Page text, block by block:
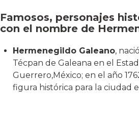
Famosos, personajes
con el nombre de
Hermenegildo Galeano,
Técpan de Galeana en el
Guerrero,México; en el año
figura histórica para la ciudad